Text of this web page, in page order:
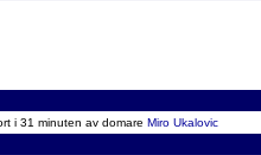
i 31 minuten av domare Miro Ukalovic